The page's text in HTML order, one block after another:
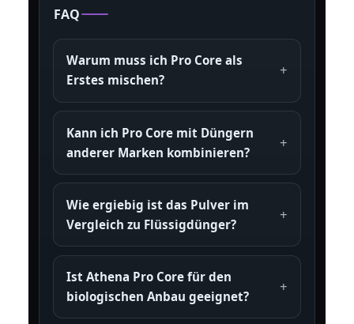
FAQ
Warum muss ich Pro Core als
Erstes mischen?
Kann ich Pro Core mit Düngern
anderer Marken kombinieren?
Wie ergiebig ist das Pulver im
Vergleich zu Flüssigdünger?
Ist Athena Pro Core für den
biologischen Anbau geeignet?